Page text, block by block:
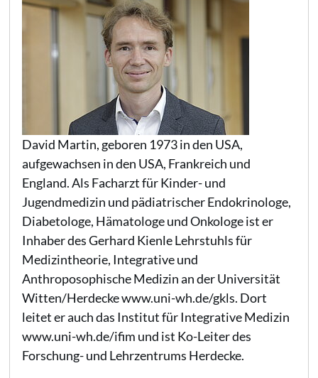
David Martin, geboren 1973 in den USA,
aufgewachsen in den USA, Frankreich und
England. Als Facharzt für Kinder- und
Jugendmedizin und pädiatrischer Endokrinologe,
Diabetologe, Hämatologe und Onkologe ist er
Inhaber des Gerhard Kienle Lehrstuhls für
Medizintheorie, Integrative und
Anthroposophische Medizin an der Universität
Witten/Herdecke www.uni-wh.de/gkls. Dort
leitet er auch das Institut für Integrative Medizin
www.uni-wh.de/ifim und ist Ko-Leiter des
Forschung- und Lehrzentrums Herdecke.